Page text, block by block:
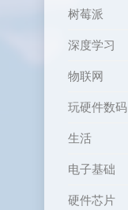
树莓派
深度学习
物联网
玩硬件数码
生活
电子基础
硬件芯片